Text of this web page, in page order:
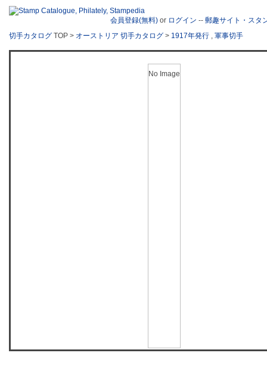
会員登録(無料) or ログイン -- 郵趣サイト・スタ
切手カタログ TOP > オーストリア 切手カタログ > 1917年発行 , 軍事切手
No Image